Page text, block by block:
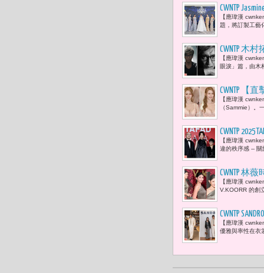
CWNTP
容、李翊
【應瑋漢
題，將訂製工藝
CWNTP 木
【應瑋漢
眼淚」篇，由木
​CWNTP 【
看呆！
【應瑋漢
（Sammie）。
CWNTP
界與跨界
【應瑋漢
違的秩序感 --
​CWNTP 林
連忙於《
【應瑋漢
V.KOORR 的創
CWNTP
風格
【應瑋漢
優雅與率性在衣